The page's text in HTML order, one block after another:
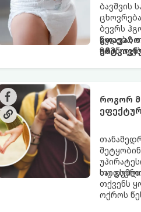
ბავშვის
ბევრს
წყდება,
როგორ
თუ
თქვენს
ოქროს